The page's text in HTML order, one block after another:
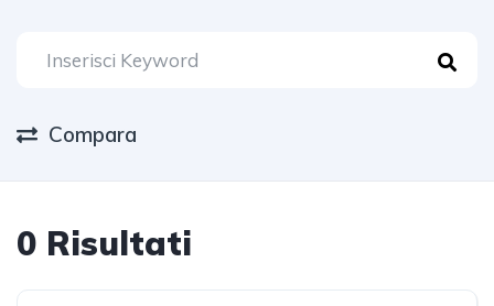
Compara
0 Risultati